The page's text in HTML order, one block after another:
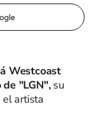
Westcoast
"LGN",su
el artista